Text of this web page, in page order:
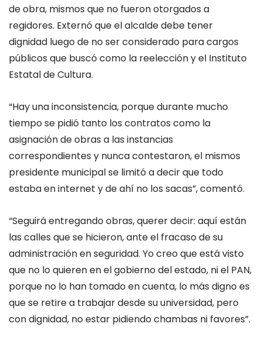
de obra, mismos que no fueron otorgados a
regidores. Externó que el alcalde debe tener
dignidad luego de no ser considerado para cargos
públicos que buscó como la reelección y el Instituto
Estatal de Cultura.
“Hay una inconsistencia, porque durante mucho
tiempo se pidió tanto los contratos como la
asignación de obras a las instancias
correspondientes y nunca contestaron, el mismos
presidente municipal se limitó a decir que todo
estaba en internet y de ahí no los sacas”, comentó.
“Seguirá entregando obras, querer decir: aquí están
las calles que se hicieron, ante el fracaso de su
administración en seguridad. Yo creo que está visto
que no lo quieren en el gobierno del estado, ni el PAN,
porque no lo han tomado en cuenta, lo más digno es
que se retire a trabajar desde su universidad, pero
con dignidad, no estar pidiendo chambas ni favores”.